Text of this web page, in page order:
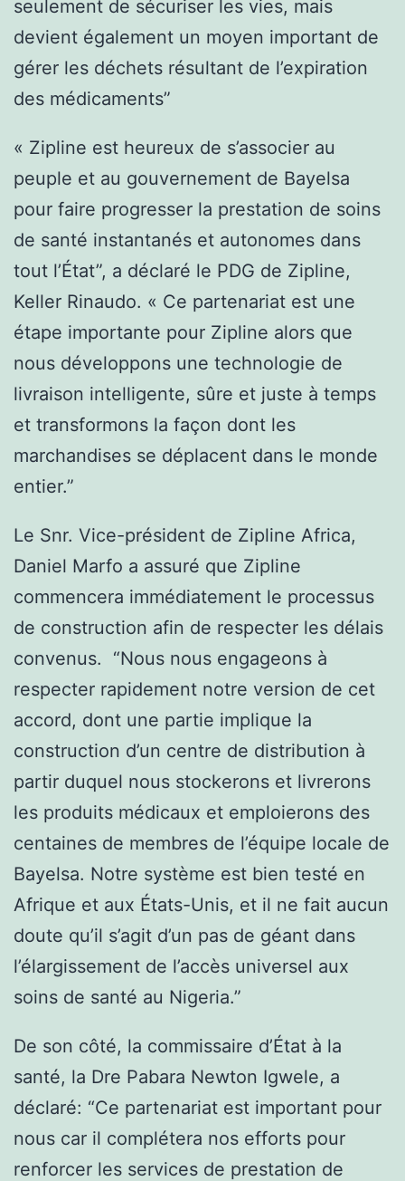
seulement de sécuriser les vies, mais
devient également un moyen important de
gérer les déchets résultant de l’expiration
des médicaments”
« Zipline est heureux de s’associer au
peuple et au gouvernement de Bayelsa
pour faire progresser la prestation de soins
de santé instantanés et autonomes dans
tout l’État”, a déclaré le PDG de Zipline,
Keller Rinaudo. « Ce partenariat est une
étape importante pour Zipline alors que
nous développons une technologie de
livraison intelligente, sûre et juste à temps
et transformons la façon dont les
marchandises se déplacent dans le monde
entier.”
Le Snr. Vice-président de Zipline Africa,
Daniel Marfo a assuré que Zipline
commencera immédiatement le processus
de construction afin de respecter les délais
convenus. “Nous nous engageons à
respecter rapidement notre version de cet
accord, dont une partie implique la
construction d’un centre de distribution à
partir duquel nous stockerons et livrerons
les produits médicaux et emploierons des
centaines de membres de l’équipe locale de
Bayelsa. Notre système est bien testé en
Afrique et aux États-Unis, et il ne fait aucun
doute qu’il s’agit d’un pas de géant dans
l’élargissement de l’accès universel aux
soins de santé au Nigeria.”
De son côté, la commissaire d’État à la
santé, la Dre Pabara Newton Igwele, a
déclaré: “Ce partenariat est important pour
nous car il complétera nos efforts pour
renforcer les services de prestation de